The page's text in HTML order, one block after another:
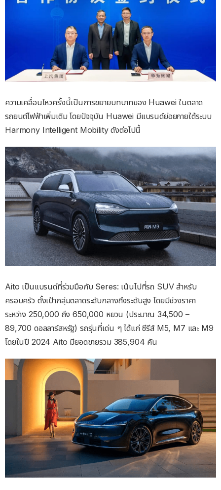
ความเคลื่อนไหวครั้งนี้เป็นการขยายบทบาทของ Huawei ในตลาด
รถยนต์ไฟฟ้าเพิ่มเติม โดยปัจจุบัน Huawei มีแบรนด์ย่อยภายใต้ระบบ
Harmony Intelligent Mobility ดังต่อไปนี้
Aito เป็นแบรนด์ที่ร่วมมือกับ Seres: เน้นไปที่รถ SUV สำหรับ
ครอบครัว ตั้งเป้ากลุ่มตลาดระดับกลางถึงระดับสูง โดยมีช่วงราคา
ระหว่าง 250,000 ถึง 650,000 หยวน (ประมาณ 34,500 –
89,700 ดอลลาร์สหรัฐ) รถรุ่นที่เด่น ๆ ได้แก่ ซีรีส์ M5, M7 และ M9
โดยในปี 2024 Aito มียอดขายรวม 385,904 คัน